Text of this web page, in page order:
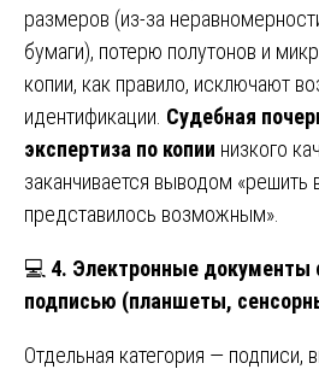
размеров (из-за
бумаги), потерю полутонов и
копии, как правило, исключают
идентификации. Судебная
экспертиза по копии низкого
заканчивается выводом «решить
представилось возможным».
💻 4. Электронные документы
подписью (планшеты,
Отдельная категория — подписи,